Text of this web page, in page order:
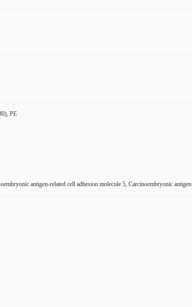
PE
antigen-related cell adhesion molecule 5, Carcinoembryonic antigen